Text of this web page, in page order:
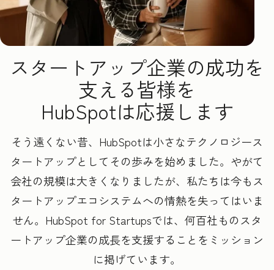
スタートアップ企業の成功を
支える皆様を
HubSpotは応援します
そう遠くない昔、HubSpotは小さなテクノロジース
タートアップとしてその歩みを始めました。やがて
会社の規模は大きくなりましたが、私たちは今もス
タートアップエコシステムへの情熱を失ってはいま
せん。HubSpot for Startupsでは、何百社ものスタ
ートアップ企業の成長を支援することをミッション
に掲げています。